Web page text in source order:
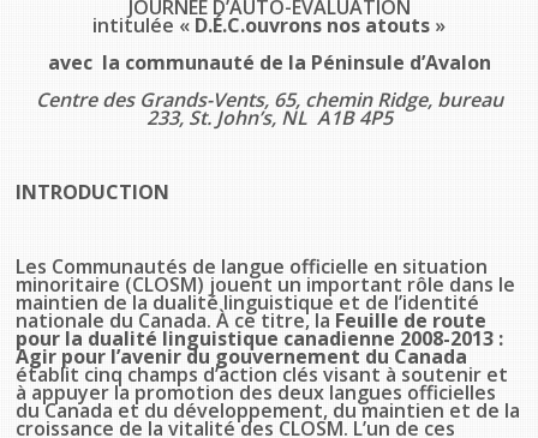
Jeux de la francophonie canadienne
Forum jeunesse pancanadien
Festival jeunesse de l'Acadie
Assemblée générale annuelle
Admission au barreau
Ressources documentaires
Formulaires de procédure pénale
Lois fréquemment consultées
Commission des droits de la personne de
Terre-Neuve-et-Labrador
Acheter un véhicule neuf ou d'occasion ou
louer sur le long terme (leasing) un véhicule
neuf
Offres d'emploi (Secteur Justice)
Qu'est-ce que l'Aide juridique ?
Bureaux de l'Aide juridique de Terre-Neuve-
et-Labrador
Répertoire des juristes d'expression
française
Règlement Quiz RVF 2021
Continuons en français
Guide du système de santé à TNL
Annuaire de santé
Offres Actives
Santé mentale et dépendances
Travailler en santé à TNL
Passeport Santé
Répertoire des professionnels de santé
Services en français
Ma langue, c'est ma fierté !
Carte des services en français
JOURNÉE D’AUTO-ÉVALUATION
intitulée « D.É.C.ouvrons nos atouts »
avec la communauté de la Péninsule d’Avalon
Centre des Grands-Vents, 65, chemin Ridge, bureau
233, St. John’s, NL A1B 4P5
INTRODUCTION
Les Communautés de langue officielle en situation
minoritaire (CLOSM) jouent un important rôle dans le
maintien de la dualité linguistique et de l’identité
nationale du Canada. À ce titre, la Feuille de route
pour la dualité linguistique canadienne 2008-2013 :
Agir pour l’avenir du gouvernement du Canada
établit cinq champs d’action clés visant à soutenir et
à appuyer la promotion des deux langues officielles
du Canada et du développement, du maintien et de la
croissance de la vitalité des CLOSM. L’un de ces